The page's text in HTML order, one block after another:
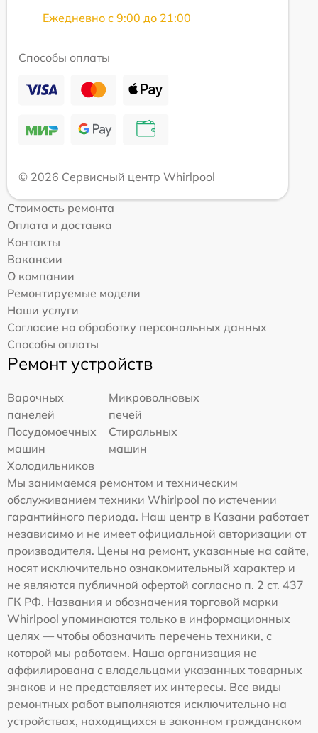
Ежедневно с 9:00 до 21:00
Способы оплаты
© 2026 Сервисный центр Whirlpool
Стоимость ремонта
Оплата и доставка
Контакты
Вакансии
О компании
Ремонтируемые модели
Наши услуги
Согласие на обработку персональных данных
Способы оплаты
Ремонт устройств
Варочных
панелей
Микроволновых
печей
Посудомоечных
машин
Стиральных
машин
Холодильников
Мы занимаемся ремонтом и техническим
обслуживанием техники Whirlpool по истечении
гарантийного периода. Наш центр в Казани работает
независимо и не имеет официальной авторизации от
производителя. Цены на ремонт, указанные на сайте,
носят исключительно ознакомительный характер и
не являются публичной офертой согласно п. 2 ст. 437
ГК РФ. Названия и обозначения торговой марки
Whirlpool упоминаются только в информационных
целях — чтобы обозначить перечень техники, с
которой мы работаем. Наша организация не
аффилирована с владельцами указанных товарных
знаков и не представляет их интересы. Все виды
ремонтных работ выполняются исключительно на
устройствах, находящихся в законном гражданском